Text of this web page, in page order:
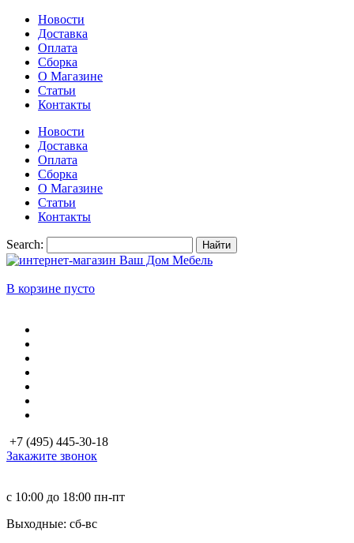
Новости
Доставка
Оплата
Сборка
О Магазине
Статьи
Контакты
Новости
Доставка
Оплата
Сборка
О Магазине
Статьи
Контакты
Search: Найти
В корзине пусто
+7 (495) 445-30-18
Закажите звонок
с 10:00 до 18:00 пн-пт
Выходные: сб-вc